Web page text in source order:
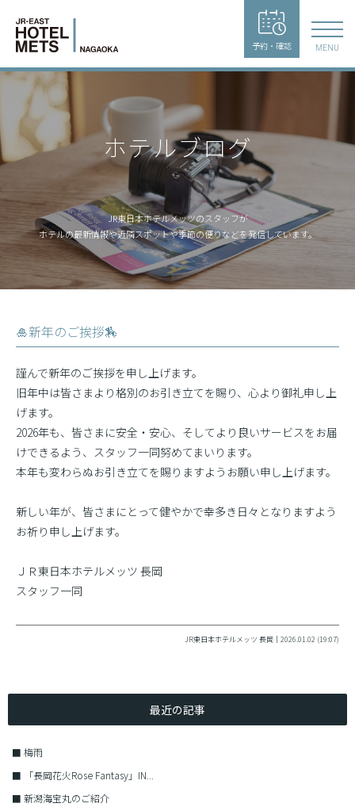
予約・確認 MENU
ホテルブログ
JR東日本ホテルメッツのスタッフが
ホテルの最新情報や近隣スポットや季節の便りなどを発信しています。
🎍新年のご挨拶🏇
謹んで新年のご挨拶を申し上げます。
旧年中は皆さまより格別のお引き立てを賜り、心より御礼申し上
げます。
2026年も、皆さまに安全・安心、そしてより良いサービスをお届
けできるよう、スタッフ一同努めてまいります。
本年も変わらぬお引き立てを賜りますようお願い申し上げます。
新しい年が、皆さまにとって健やかで幸多き日々となりますよう
お祈り申し上げます。
ＪＲ東日本ホテルメッツ 長岡
スタッフ一同
JR東日本ホテルメッツ 長岡｜2026.01.02 (19:07)
最近の記事
■ 梅雨
■
「長岡花火Rose Fantasy」IN...
■ 新潟海宝丸のご紹介